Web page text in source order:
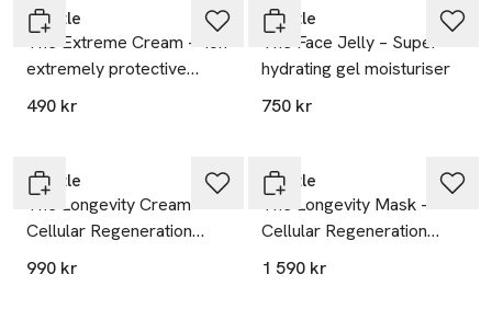
Mantle
The Extreme Cream - 48h
extremely protective
cream
490 kr
Mantle
The Face Jelly – Super-
hydrating gel moisturiser
750 kr
Mantle
The Longevity Cream -
Cellular Regeneration
Moisturiser
990 kr
Mantle
The Longevity Mask -
Cellular Regeneration
Night Mask
1 590 kr